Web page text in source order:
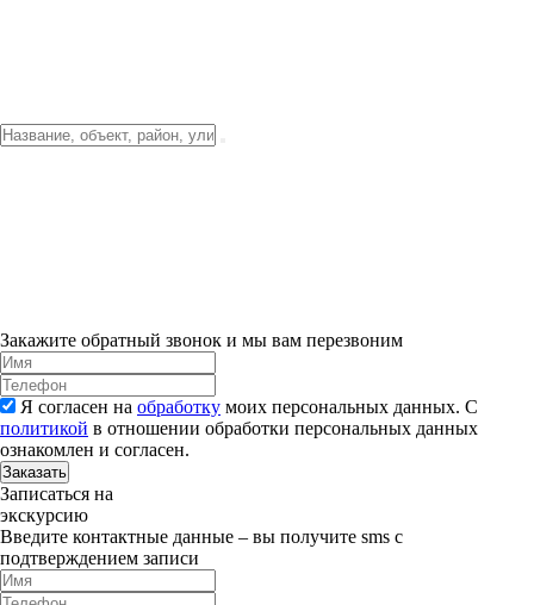
Закажите обратный звонок и мы вам перезвоним
Я согласен на обработку моих персональных данных. С
политикой в отношении обработки персональных данных
ознакомлен и согласен.
Заказать
Записаться на
экскурсию
Введите контактные данные – вы получите sms с
подтверждением записи